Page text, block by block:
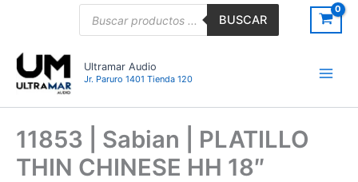
BUSCAR
Ultramar Audio
Jr. Paruro 1401 Tienda 120
11853 | Sabian | PLATILLO
THIN CHINESE HH 18″